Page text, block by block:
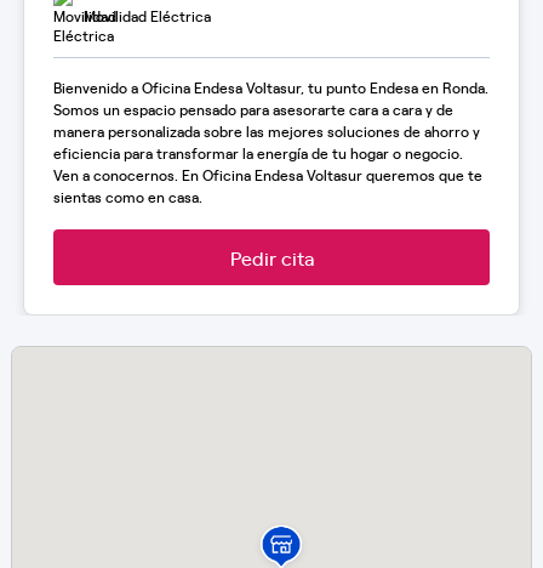
Movilidad Eléctrica
Bienvenido a Oficina Endesa Voltasur, tu punto Endesa en Ronda.
Somos un espacio pensado para asesorarte cara a cara y de
manera personalizada sobre las mejores soluciones de ahorro y
eficiencia para transformar la energía de tu hogar o negocio.
Ven a conocernos. En Oficina Endesa Voltasur queremos que te
sientas como en casa.
Pedir cita